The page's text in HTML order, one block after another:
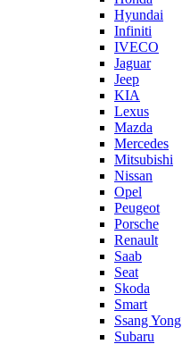
Hyundai
Infiniti
IVECO
Jaguar
Jeep
KIA
Lexus
Mazda
Mercedes
Mitsubishi
Nissan
Opel
Peugeot
Porsche
Renault
Saab
Seat
Skoda
Smart
Ssang Yong
Subaru